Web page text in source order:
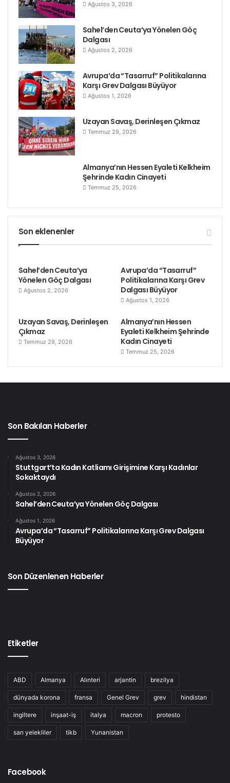
Ağustos 3, 2026
Sahel’den Ceuta’ya Yönelen Göç
Dalgası
Ağustos 2, 2026
Avrupa’da “Tasarruf” Politikalarına
Karşı Grev Dalgası Büyüyor
Ağustos 1, 2026
Uzayan Savaş, Derinleşen Çıkmaz
Temmuz 29, 2026
Almanya’nın Hessen Eyaleti Kelkheim
Şehrinde Kadın Cinayeti
Temmuz 25, 2026
Son eklenenler
Sahel’den Ceuta’ya
Yönelen Göç Dalgası
Ağustos 2, 2026
Avrupa’da “Tasarruf”
Politikalarına Karşı Grev
Dalgası Büyüyor
Ağustos 1, 2026
Uzayan Savaş, Derinleşen
Çıkmaz
Temmuz 29, 2026
Almanya’nın Hessen
Eyaleti Kelkheim Şehrinde
Kadın Cinayeti
Temmuz 25, 2026
Son Bakılan Haberler
Ağustos 3, 2026
Stuttgart’ta Kadın Katliamı Girişimine Karşı Kadınlar
Sokaktaydı
Ağustos 2, 2026
Sahel’den Ceuta’ya Yönelen Göç Dalgası
Ağustos 1, 2026
Avrupa’da “Tasarruf” Politikalarına Karşı Grev Dalgası
Büyüyor
Son Düzenlenen Haberler
Etiketler
ABD Almanya Alınteri arjantin brezilya
dünyada korona fransa Genel Grev grev hindistan
ingiltere inşaat-iş italya macron protesto
sarı yelekliler tikb Yunanistan
Facebook